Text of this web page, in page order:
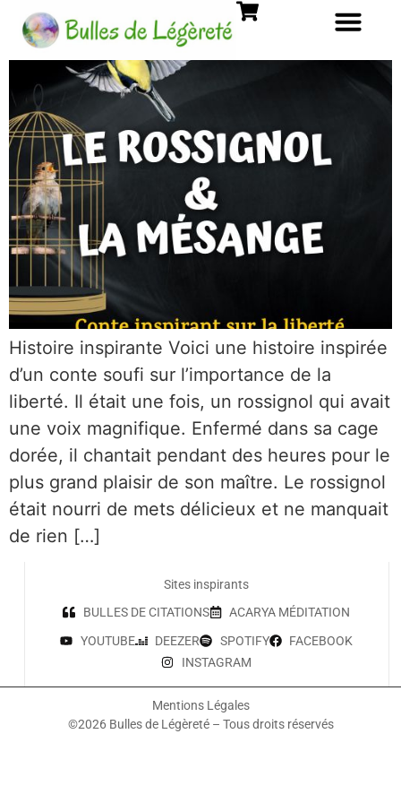
Histoire inspirante Voici une histoire inspirée
d’un conte soufi sur l’importance de la
liberté. Il était une fois, un rossignol qui avait
une voix magnifique. Enfermé dans sa cage
dorée, il chantait pendant des heures pour le
plus grand plaisir de son maître. Le rossignol
était nourri de mets délicieux et ne manquait
de rien […]
Sites inspirants
BULLES DE CITATIONS
ACARYA MÉDITATION
YOUTUBE DEEZER SPOTIFY
FACEBOOK
INSTAGRAM
Mentions Légales
©2026 Bulles de Légèreté – Tous droits réservés